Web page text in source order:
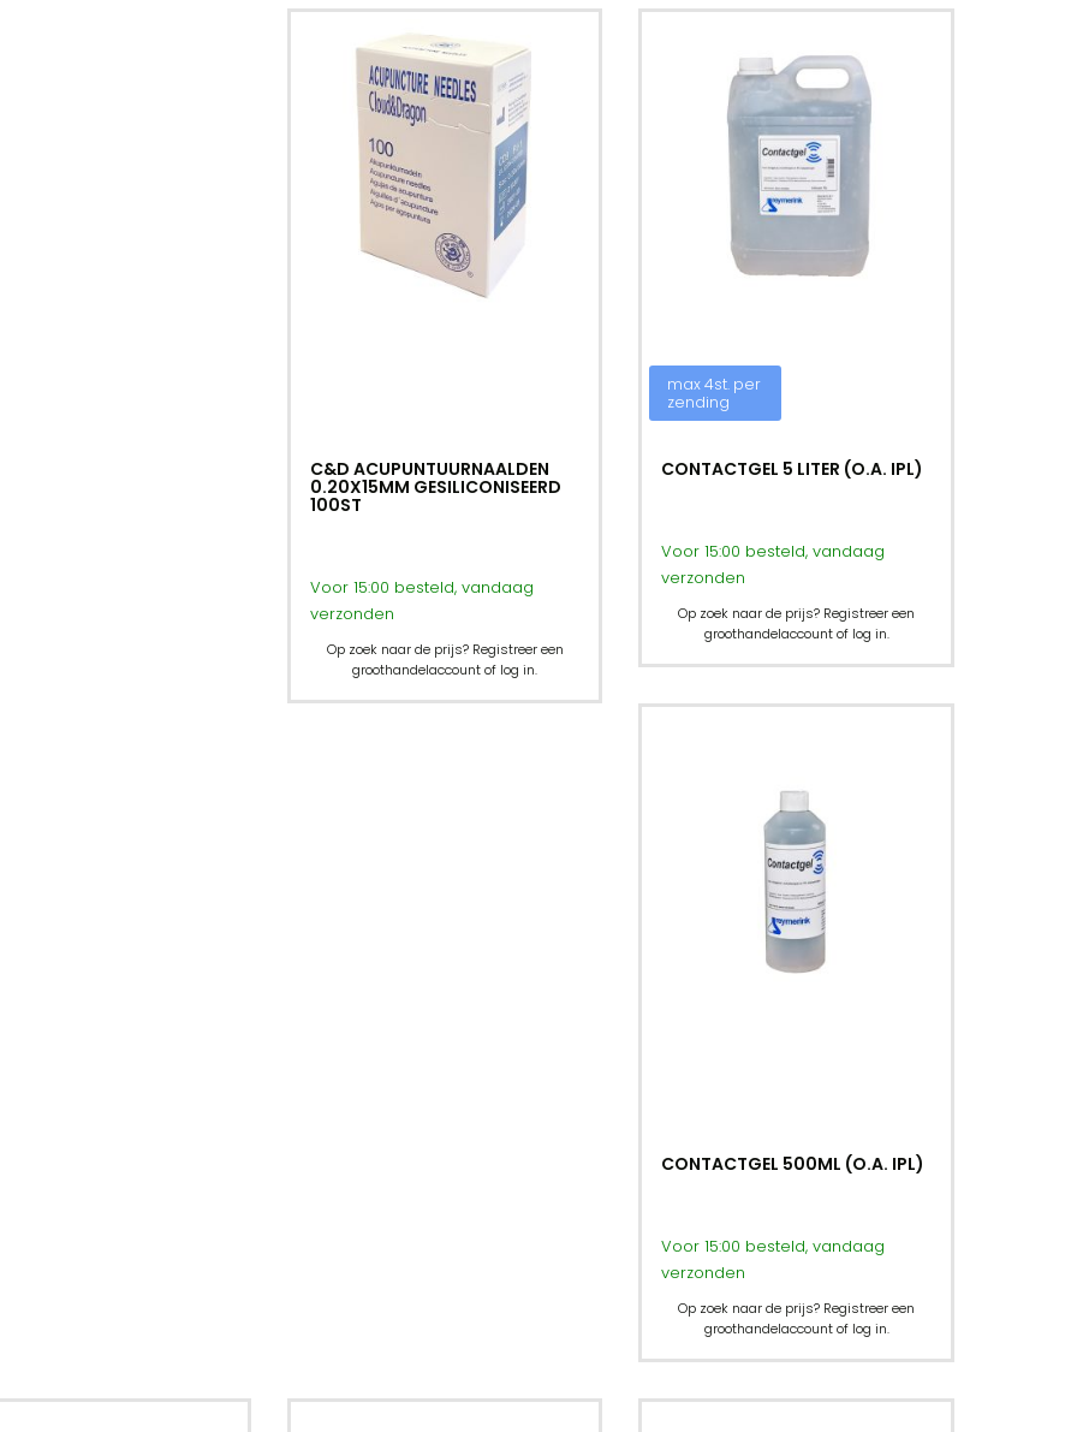
C&D ACUPUNTUURNAALDEN
0.20X15MM GESILICONISEERD
100ST
Voor 15:00 besteld, vandaag
verzonden
Op zoek naar de prijs? Registreer een
groothandelaccount of log in.
max 4st. per
zending
CONTACTGEL 5 LITER (O.A. IPL)
Voor 15:00 besteld, vandaag
verzonden
Op zoek naar de prijs? Registreer een
groothandelaccount of log in.
CONTACTGEL 500ML (O.A. IPL)
Voor 15:00 besteld, vandaag
verzonden
Op zoek naar de prijs? Registreer een
groothandelaccount of log in.